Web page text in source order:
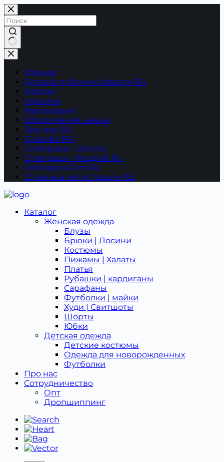
Перейти
к
сути
Ничего
не
найденоГлавная
Договір публічної оферти RU
Каталог
Корзина
Мой аккаунт
Оформление заказа
Про нас RU
Спасибо RU
Співпраця – Опт Ru
Співпраця – Роздріб Ru
Співпраця Опт RU
Страница регистрации Ru
Каталог
Женская одежда
Блузы
Брюки | Лосини
Костюмы
Пижамы | Халаты
Платья
Рубашки | кардиганы
Сарафаны
Футболки | майки
Худи | Свитшоты
Шорты
Юбки
Детская одежда
Детcкие костюмы
Одежда для новорожденных
Футболки
Про нас
Сотрудничество
Опт
Дропшиппинг